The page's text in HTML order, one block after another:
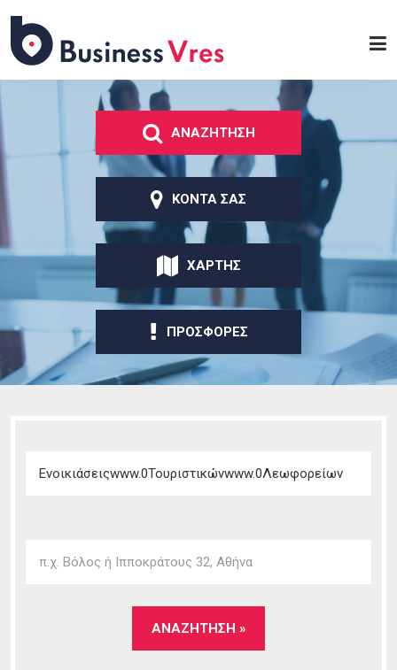
κυρίως περιεχόμενο
Business
ΑΝΑΖΗΤΗΣΗ
ΚΟΝΤΑ ΣΑΣ
ΧΑΡΤΗΣ
ΠΡΟΣΦΟΡΕΣ